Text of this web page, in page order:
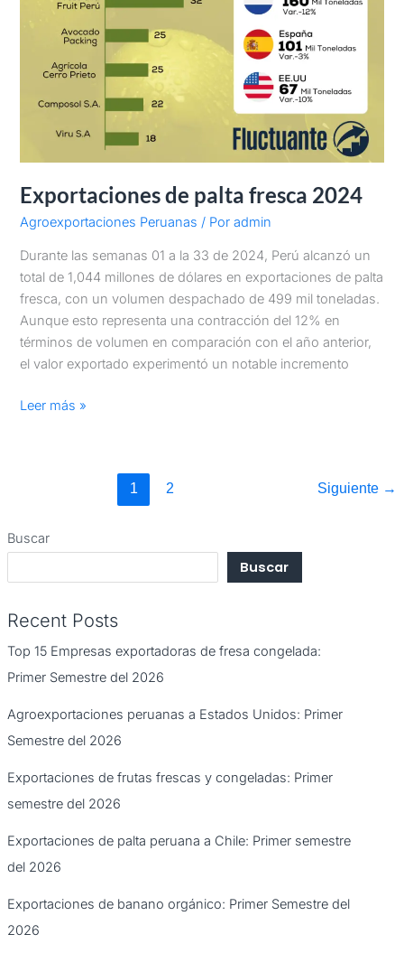
Exportaciones de palta fresca 2024
Agroexportaciones Peruanas / Poradmin
Durante las semanas 01 a la 33 de 2024, Perú alcanzó un
total de 1,044 millones de dólares en exportaciones de palta
fresca, con un volumen despachado de 499 mil toneladas.
Aunque esto representa una contracción del 12% en
términos de volumen en comparación con el año anterior,
el valor exportado experimentó un notable incremento
Leer más »
1 2 Siguiente →
Buscar
Buscar
Recent Posts
Top 15 Empresas exportadoras de fresa congelada:
Primer Semestre del 2026
Agroexportaciones peruanas a Estados Unidos: Primer
Semestre del 2026
Exportaciones de frutas frescas y congeladas: Primer
semestre del 2026
Exportaciones de palta peruana a Chile: Primer semestre
del 2026
Exportaciones de banano orgánico: Primer Semestre del
2026